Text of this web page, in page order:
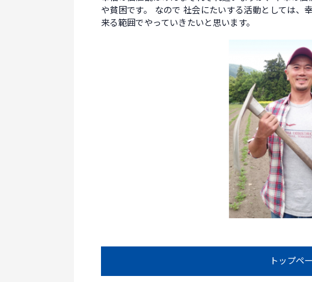
や貧困です。 なので 社会にたいする活動としては、
来る範囲でやっていきたいと思います。
トップペ